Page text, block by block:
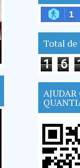
1
Total de
1 6
AJUDAR